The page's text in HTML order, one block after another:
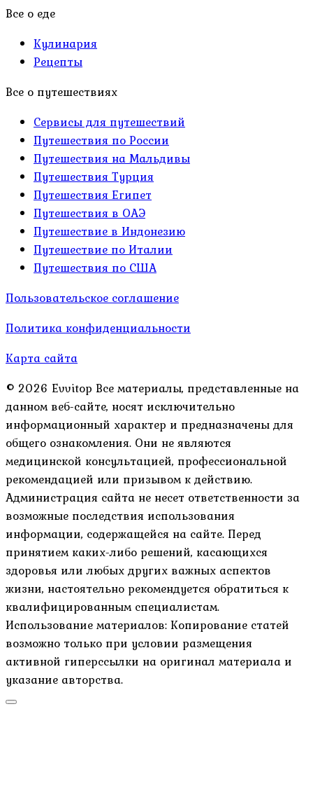
Все о еде
Кулинария
Рецепты
Все о путешествиях
Сервисы для путешествий
Путешествия по России
Путешествия на Мальдивы
Путешествия Турция
Путешествия Египет
Путешествия в ОАЭ
Путешествие в Индонезию
Путешествие по Италии
Путешествия по США
Пользовательское соглашение
Политика конфиденциальности
Карта сайта
© 2026 Evvitop Все материалы, представленные на
данном веб-сайте, носят исключительно
информационный характер и предназначены для
общего ознакомления. Они не являются
медицинской консультацией, профессиональной
рекомендацией или призывом к действию.
Администрация сайта не несет ответственности за
возможные последствия использования
информации, содержащейся на сайте. Перед
принятием каких-либо решений, касающихся
здоровья или любых других важных аспектов
жизни, настоятельно рекомендуется обратиться к
квалифицированным специалистам.
Использование материалов: Копирование статей
возможно только при условии размещения
активной гиперссылки на оригинал материала и
указание авторства.